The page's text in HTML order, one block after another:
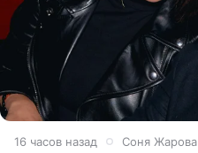
16 часов назад Соня Жарова